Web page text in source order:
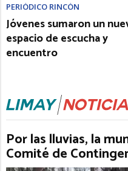
PERIÓDICO RINCÓN
Jóvenes sumaron un
espacio de escucha y
encuentro
Por las lluvias, la
Comité de